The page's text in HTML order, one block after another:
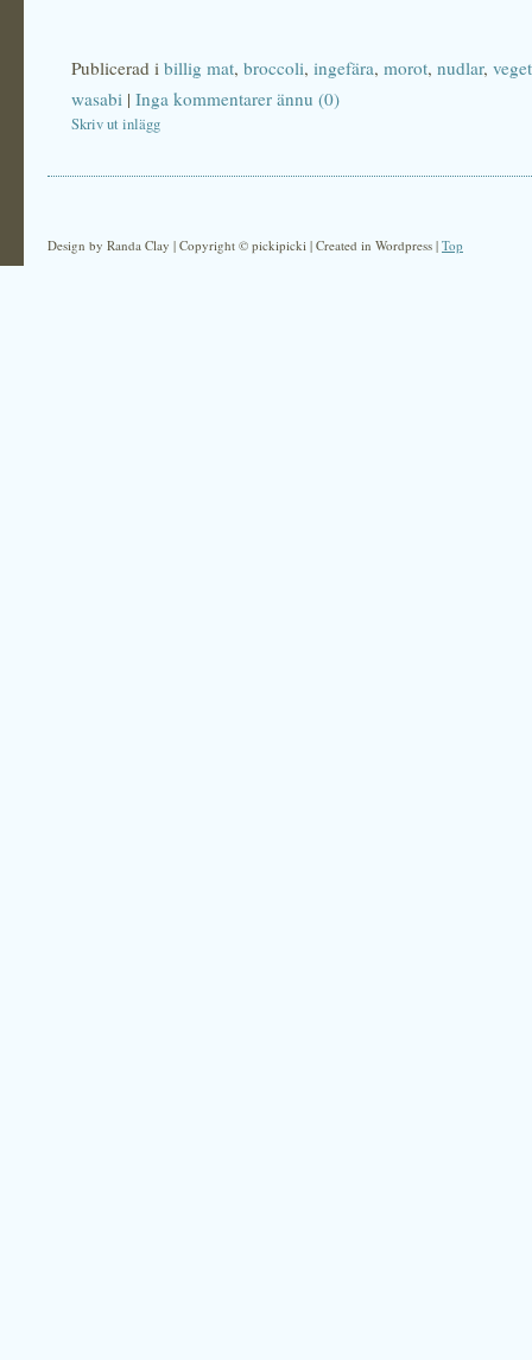
Publicerad i billig mat, broccoli, ingefära, morot, nudlar,
wasabi | Inga kommentarer ännu (0)
Skriv ut inlägg
Design by Randa Clay | Copyright © pickipicki | Created in Wordpress | Top